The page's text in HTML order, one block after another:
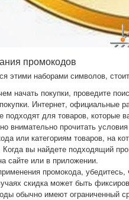
промокодов
этими наборами символов,
начать покупки, проведите
Интернет, официальные
подходят для товаров, которые
внимательно прочитать
или категориям товаров, на
Когда вы найдете подходящий
сайте или в приложении.
промокода,
скидка может быть
обычно имеют ограниченный